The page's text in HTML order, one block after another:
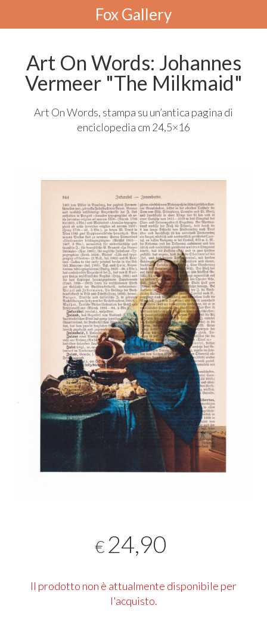
Fox Gallery
Art On Words: Johannes
Vermeer "The Milkmaid"
Art On Words, stampa su un’antica pagina di
enciclopedia cm 24,5×16
€ 24,90
Il prodotto non è attualmente disponibile per
l'acquisto.